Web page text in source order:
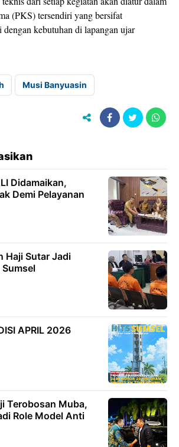
(PKS) tersendiri yang bersifat
dengan kebutuhan di lapangan ujar
Musi Banyuasin
Didamaikan,
Demi Pelayanan
Haji Sutar Jadi
Sumsel
APRIL 2026
Terobosan Muba,
Role Model Anti